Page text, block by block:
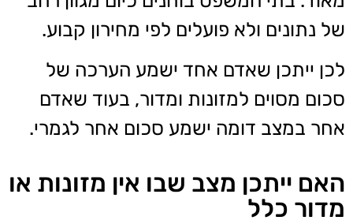
של נתונים ולא פועלים לפי מחירון קבוע.
לכן ייתכן שאדם אחד ישמע הערכה של
סכום מסוים למזונות ומדור, בעוד שאדם
אחר במצב דומה ישמע סכום אחר לגמרי.
האם ייתכן מצב שבו אין מזונות או
מדור כלל